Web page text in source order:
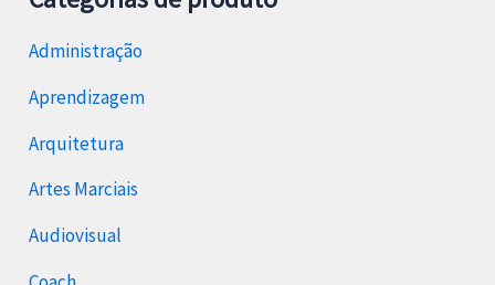
Administração
Aprendizagem
Arquitetura
Artes Marciais
Audiovisual